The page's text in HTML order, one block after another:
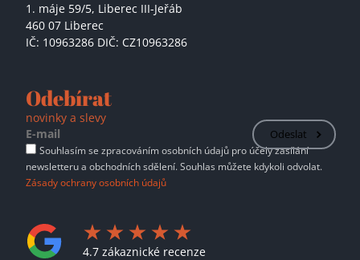
1. máje 59/5, Liberec III-Jeřáb
460 07 Liberec
IČ: 10963286 DIČ: CZ10963286
Odebírat
novinky a slevy
Odeslat
Souhlasím se zpracováním osobních údajů pro účely zasílání
newsletteru a obchodních sdělení. Souhlas můžete kdykoli odvolat.
Zásady ochrany osobních údajů
4.7 zákaznické recenze